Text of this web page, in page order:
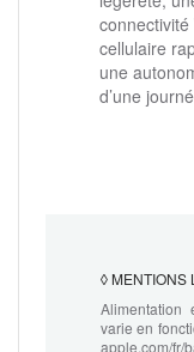
connectivité
cellulaire
une
d’une
◊ MENTIONS
Alimentation
varie en
apple.com/fr/